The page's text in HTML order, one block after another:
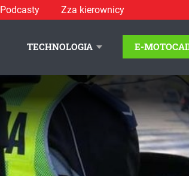
Podcasty Zza kierownicy
TECHNOLOGIA E-